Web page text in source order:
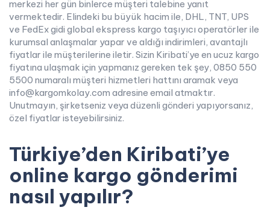
merkezi her gün binlerce müşteri talebine yanıt
vermektedir. Elindeki bu büyük hacim ile, DHL, TNT, UPS
ve FedEx gidi global ekspress kargo taşıyıcı operatörler ile
kurumsal anlaşmalar yapar ve aldığı indirimleri, avantajlı
fiyatlar ile müşterilerine iletir. Sizin Kiribati’ye en ucuz kargo
fiyatına ulaşmak için yapmanız gereken tek şey, 0850 550
5500 numaralı müşteri hizmetleri hattını aramak veya
info@kargomkolay.com adresine email atmaktır.
Unutmayın, şirketseniz veya düzenli gönderi yapıyorsanız,
özel fiyatlar isteyebilirsiniz.
Türkiye’den Kiribati’ye
online kargo gönderimi
nasıl yapılır?